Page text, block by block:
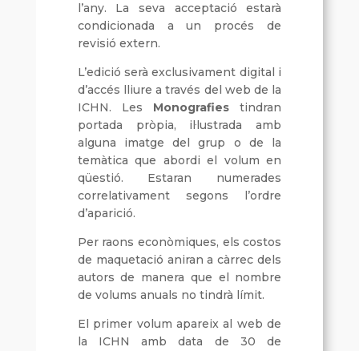
l’any. La seva acceptació estarà
condicionada a un procés de
revisió extern.
L’edició serà exclusivament digital i
d’accés lliure a través del web de la
ICHN. Les Monografiestindran
portada pròpia, il·lustrada amb
alguna imatge del grup o de la
temàtica que abordi el volum en
qüestió. Estaran numerades
correlativament segons l’ordre
d’aparició.
Per raons econòmiques, els costos
de maquetació aniran a càrrec dels
autors de manera que el nombre
de volums anuals no tindrà límit.
El primer volum apareix al web de
la ICHN amb data de 30 de